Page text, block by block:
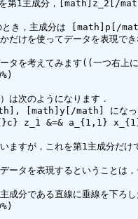
第1主成分，[math]z_2[/
き，主成分は [math]p[/
だけを使ってデータを表現で
タを考えてみます((一つ右上
は次のようになります．
[math]y[/math] にな
z_1 &=& a_{1,1}
いますが，これを第1主成
ータを表現するということは
成分である直線に垂線を下ろ